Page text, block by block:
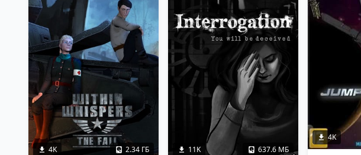
4K 2.34 ГБ 11K 637.6 МБ
4K